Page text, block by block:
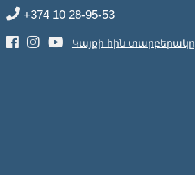
+374 10 28-95-53
Կայքի հին տարբերակը